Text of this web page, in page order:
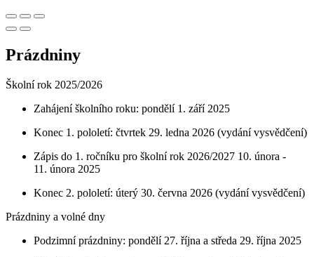
Prázdniny
Školní rok 2025/2026
Zahájení školního roku: pondělí 1. září 2025
Konec 1. pololetí: čtvrtek 29. ledna 2026 (vydání vysvědčení)
Zápis do 1. ročníku pro školní rok 2026/2027 10. února -
11. února 2025
Konec 2. pololetí: úterý 30. června 2026 (vydání vysvědčení)
Prázdniny a volné dny
Podzimní prázdniny: pondělí 27. října a středa 29. října 2025